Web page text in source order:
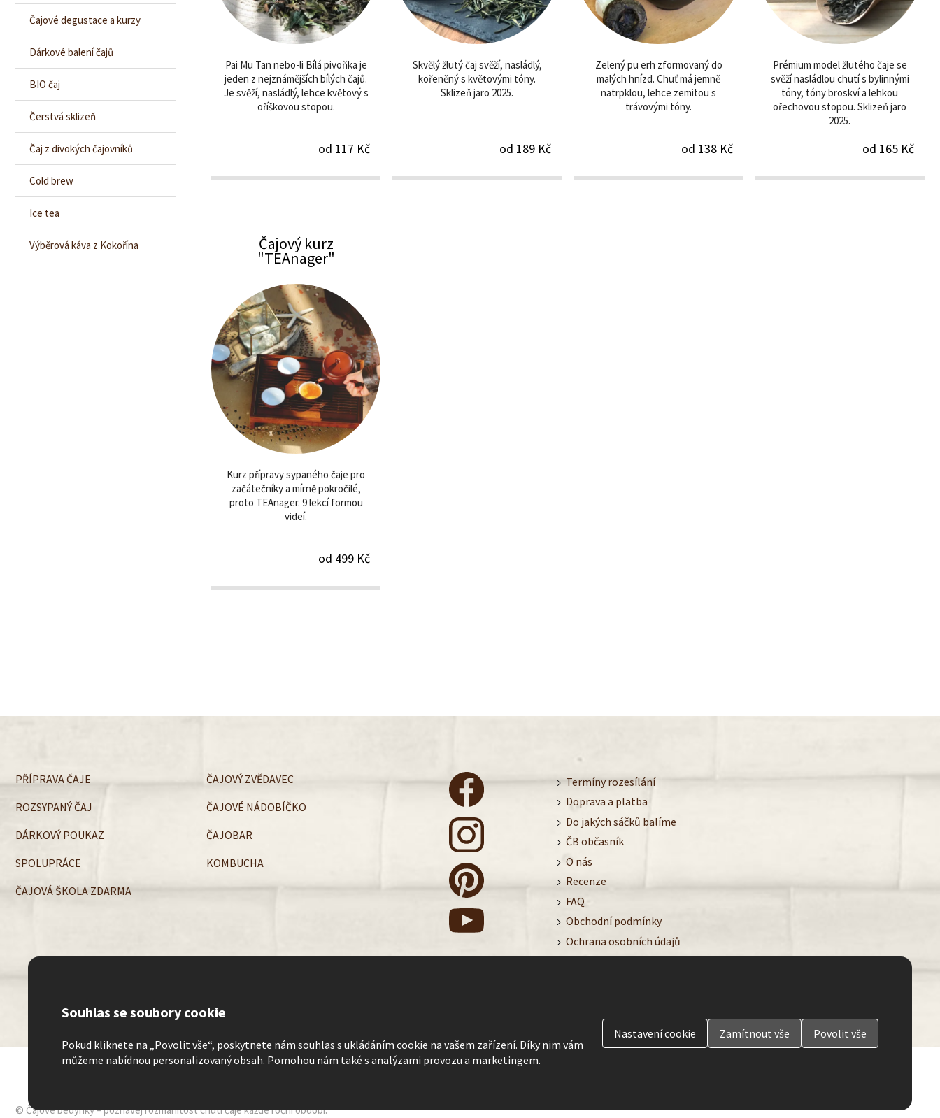
Pai Mu Tan nebo-li Bílá pivoňka je
jeden z nejznámějších bílých čajů.
Je svěží, nasládlý, lehce květový s
oříškovou stopou.
od 117 Kč
Skvělý žlutý čaj svěží, nasládlý,
kořeněný s květovými tóny.
Sklizeň jaro 2025.
od 189 Kč
Zelený pu erh zformovaný do
malých hnízd. Chuť má jemně
natrpklou, lehce zemitou s
trávovými tóny.
od 138 Kč
Prémium model žlutého čaje se
svěží nasládlou chutí s bylinnými
tóny, tóny broskví a lehkou
ořechovou stopou. Sklizeň jaro
2025.
od 165 Kč
Čajový kurz
"TEAnager"
Kurz přípravy sypaného čaje pro
začátečníky a mírně pokročilé,
proto TEAnager. 9 lekcí formou
videí.
od 499 Kč
Čajové degustace a kurzy
Dárkové balení čajů
BIO čaj
Čerstvá sklizeň
Čaj z divokých čajovníků
Cold brew
Ice tea
Výběrová káva z Kokořína
PŘÍPRAVA ČAJE
ČAJOVÝ ZVĚDAVEC
ROZSYPANÝ ČAJ
ČAJOVÉ NÁDOBÍČKO
DÁRKOVÝ POUKAZ
ČAJOBAR
SPOLUPRÁCE
KOMBUCHA
ČAJOVÁ ŠKOLA ZDARMA
Termíny rozesílání
Doprava a platba
Do jakých sáčků balíme
ČB občasník
O nás
Recenze
FAQ
Obchodní podmínky
Ochrana osobních údajů
Nastavení cookies
© Čajové bedýnky– poznávej rozmanitost chutí čaje každé roční období.
Souhlas se soubory cookie
Pokud kliknete na „Povolit vše“, poskytnete nám souhlas s ukládáním cookie na vašem zařízení. Díky nim vám
můžeme nabídnou personalizovaný obsah. Pomohou nám také s analýzami provozu a marketingem.
Nastavenícookie Zamítnout vše Povolit vše